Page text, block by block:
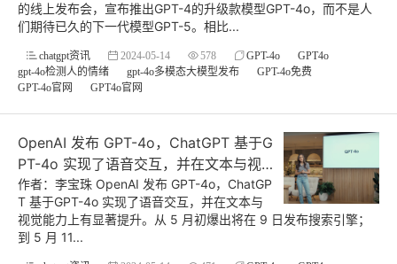
的线上发布会，宣布推出GPT-4的升级款模型GPT-4o，而不是人
们期待已久的下一代模型GPT-5。相比...
chatgpt资讯 2024-05-14 578 GPT-4o
GPT4o
gpt-4o检测人的情绪
gpt-4o多模态大模型发布
GPT-4o免费
GPT-4o官网
GPT4o官网
OpenAI 发布 GPT-4o，ChatGPT 基于G
PT-4o 实现了语音交互，并在文本与视
觉能力上有显著提升
作者：李宝珠 OpenAI 发布 GPT-4o，ChatGP
T 基于GPT-4o 实现了语音交互，并在文本与
视觉能力上有显著提升。从 5 月初爆出将在 9 日发布搜索引擎；
到 5 月 11...